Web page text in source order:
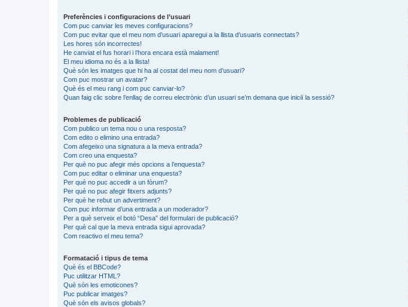
Preferències i configuracions de l’usuari
Com puc canviar les meves configuracions?
Com puc evitar que el meu nom d’usuari aparegui a la llista d’usuaris connectats?
Les hores són incorrectes!
He canviat el fus horari i l’hora encara està malament!
El meu idioma no és a la llista!
Què són les imatges que hi ha al costat del meu nom d’usuari?
Com puc mostrar un avatar?
Què és el meu rang i com puc canviar-lo?
Quan faig clic sobre l’enllaç de correu electrònic d’un usuari se’m demana que iniciï la sessió?
Problemes de publicació
Com publico un tema nou o una resposta?
Com edito o elimino una entrada?
Com afegeixo una signatura a la meva entrada?
Com creo una enquesta?
Per què no puc afegir més opcions a l’enquesta?
Com puc editar o eliminar una enquesta?
Per què no puc accedir a un fòrum?
Per què no puc afegir fitxers adjunts?
Per què he rebut un advertiment?
Com puc informar d’una entrada a un moderador?
Per a què serveix el botó “Desa” del formulari de publicació?
Per què cal que la meva entrada sigui aprovada?
Com reactivo el meu tema?
Formatació i tipus de tema
Què és el BBCode?
Puc utilitzar HTML?
Què són les emoticones?
Puc publicar imatges?
Què són els avisos globals?